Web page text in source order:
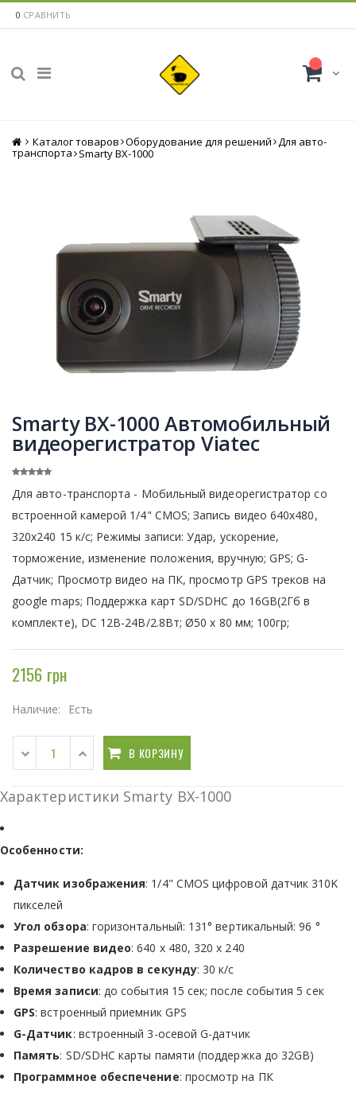
0 СРАВНИТЬ
Главная
Каталог товаров Оборудование для решений Для авто-
транспорта Smarty BX-1000
Smarty BX-1000 Автомобильный
видеорегистратор Viatec
Для авто-транспорта - Мобильный видеорегистратор со
встроенной камерой 1/4" CMOS; Запись видео 640х480,
320х240 15 к/с; Режимы записи: Удар, ускорение,
торможение, изменение положения, вручную; GPS; G-
Датчик; Просмотр видео на ПК, просмотр GPS треков на
google maps; Поддержка карт SD/SDHC до 16GB(2Гб в
комплекте), DC 12В-24В/2.8Вт; Ø50 х 80 мм; 100гр;
2156 грн
Наличие: Есть
В КОРЗИНУ
Характеристики Smarty BX-1000
Особенности:
Датчик изображения: 1/4" CMOS цифровой датчик 310K
пикселей
Угол обзора: горизонтальный: 131° вертикальный: 96 °
Разрешение видео: 640 х 480, 320 х 240
Количество кадров в секунду: 30 к/с
Время записи: до события 15 сек; после события 5 сек
GPS: встроенный приемник GPS
G-Датчик: встроенный 3-осевой G-датчик
Память: SD/SDHC карты памяти (поддержка до 32GB)
Программное обеспечение: просмотр на ПК